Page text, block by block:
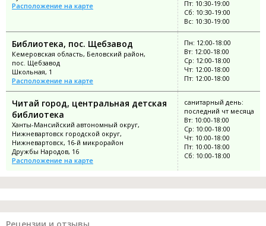
Расположение на карте
Пт: 10:30-19:00
Сб: 10:30-19:00
Вс: 10:30-19:00
Библиотека, пос. Щебзавод
Кемеровская область, Беловский район,
пос. Щебзавод
Школьная, 1
Расположение на карте
Пн: 12:00-18:00
Вт: 12:00-18:00
Ср: 12:00-18:00
Чт: 12:00-18:00
Пт: 12:00-18:00
Читай город, центральная детская
библиотека
Ханты-Мансийский автономный округ,
Нижневартовск городской округ,
Нижневартовск, 16-й микрорайон
Дружбы Народов, 16
Расположение на карте
санитарный день:
последний чт месяца
Вт: 10:00-18:00
Ср: 10:00-18:00
Чт: 10:00-18:00
Пт: 10:00-18:00
Сб: 10:00-18:00